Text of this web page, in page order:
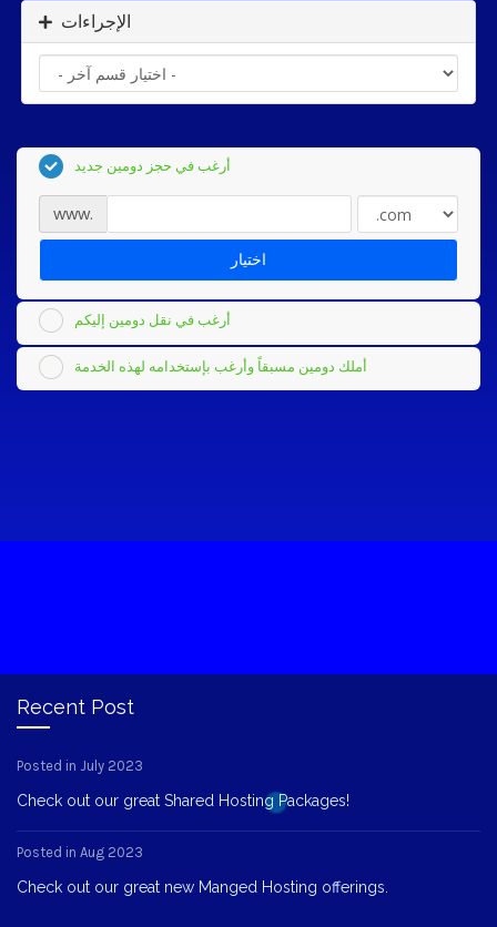
الإجراءات
أرغب في حجز دومين جديد
www.
اختيار
أرغب في نقل دومين إليكم
أملك دومين مسبقاً وأرغب بإستخدامه لهذه الخدمة
Recent Post
Posted in July 2023
Check out our great Shared Hosting Packages!
Posted in Aug 2023
Check out our great new Manged Hosting offerings.